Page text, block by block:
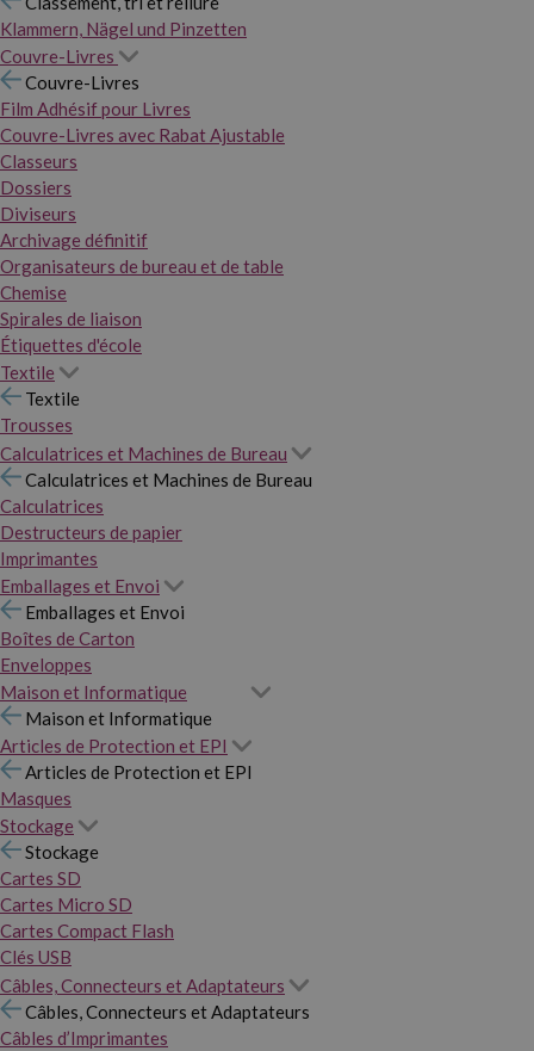
Klammern, Nägel und Pinzetten
Couvre-Livres
Couvre-Livres
Film Adhésif pour Livres
Couvre-Livres avec Rabat Ajustable
Classeurs
Dossiers
Diviseurs
Archivage définitif
Organisateurs de bureau et de table
Chemise
Spirales de liaison
Étiquettes d'école
Textile
Textile
Trousses
Calculatrices et Machines de Bureau
Calculatrices et Machines de Bureau
Calculatrices
Destructeurs de papier
Imprimantes
Emballages et Envoi
Emballages et Envoi
Boîtes de Carton
Enveloppes
Maison et Informatique
Maison et Informatique
Articles de Protection et EPI
Articles de Protection et EPI
Masques
Stockage
Stockage
Cartes SD
Cartes Micro SD
Cartes Compact Flash
Clés USB
Câbles, Connecteurs et Adaptateurs
Câbles, Connecteurs et Adaptateurs
Câbles d’Imprimantes